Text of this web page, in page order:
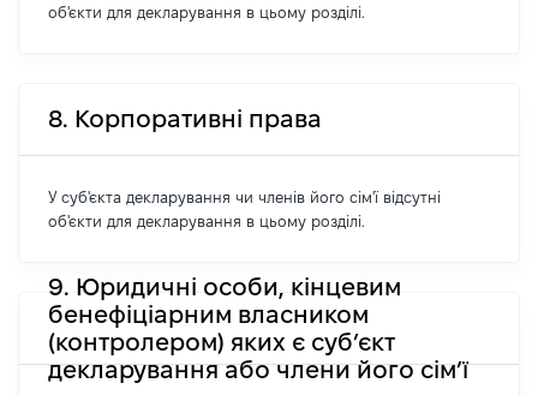
об'єкти для декларування в цьому розділі.
8. Корпоративні права
У суб'єкта декларування чи членів його сім'ї відсутні
об'єкти для декларування в цьому розділі.
9. Юридичні особи, кінцевим
бенефіціарним власником
(контролером) яких є суб’єкт
декларування або члени його сім’ї